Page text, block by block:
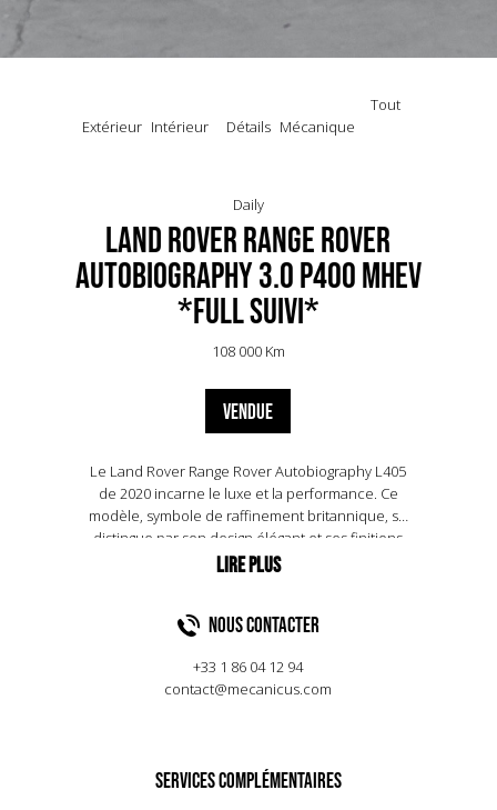
Extérieur Intérieur Détails Mécanique
Tout
Daily
Land Rover Range Rover
Autobiography 3.0 P400 MHEV
*FULL SUIVI*
108 000 Km
VENDUE
Le Land Rover Range Rover Autobiography L405
de 2020 incarne le luxe et la performance. Ce
modèle, symbole de raffinement britannique, se
distingue par son design élégant et ses finitions
haut de gamme. Sous le capot, il abrite un moteur
5,4 secondes. L'intérieur, spacieux et somptueux,
audio Meridian et une technologie de pointe,
garantissant confort et connectivité. Avec une
L405 reste une référence incontournable pour
NOUS CONTACTER
+33 1 86 04 12 94
contact@mecanicus.com
SERVICES COMPLÉMENTAIRES